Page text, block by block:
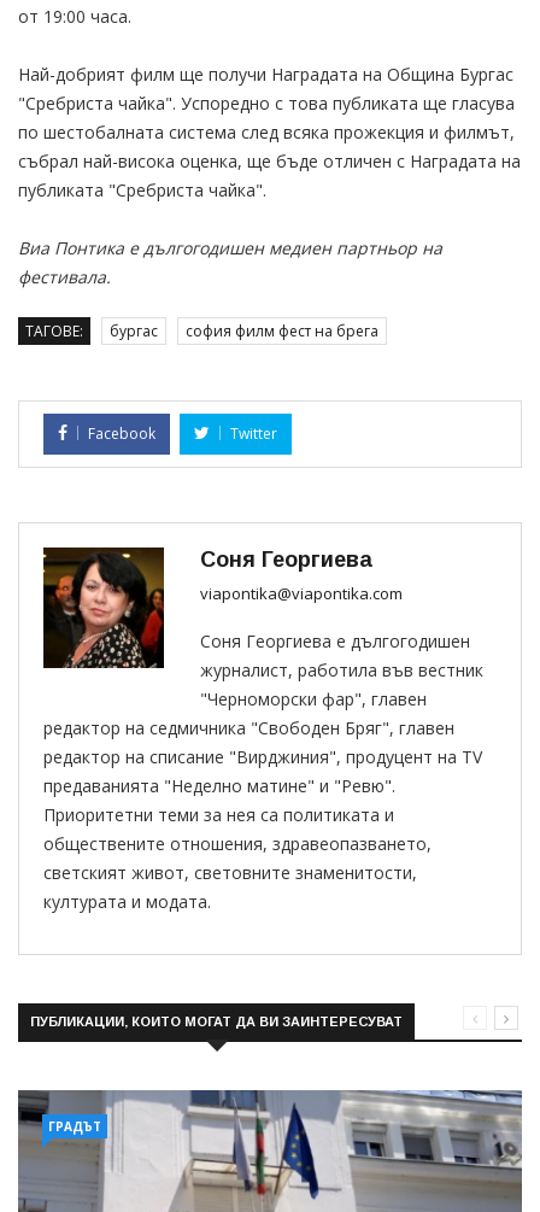
от 19:00 часа.
Най-добрият филм ще получи Наградата на Община Бургас
"Сребриста чайка". Успоредно с това публиката ще гласува
по шестобалната система след всяка прожекция и филмът,
събрал най-висока оценка, ще бъде отличен с Наградата на
публиката "Сребриста чайка".
Виа Понтика е дългогодишен медиен партньор на
фестивала.
ТАГОВЕ: бургас софия филм фест на брега
Facebook Twitter
Соня Георгиева
viapontika@viapontika.com
Соня Георгиева е дългогодишен
журналист, работила във вестник
"Черноморски фар", главен
редактор на седмичника "Свободен Бряг", главен
редактор на списание "Вирджиния", продуцент на TV
предаванията "Неделно матине" и "Ревю".
Приоритетни теми за нея са политиката и
обществените отношения, здравеопазването,
светският живот, световните знаменитости,
културата и модата.
ПУБЛИКАЦИИ, КОИТО МОГАТ ДА ВИ ЗАИНТЕРЕСУВАТ
ГРАДЪТ